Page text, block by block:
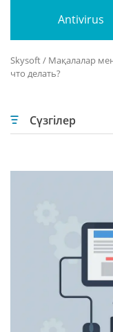
Antivirus
Skysoft/ Мақалалар
что делать?
Сүзгілер